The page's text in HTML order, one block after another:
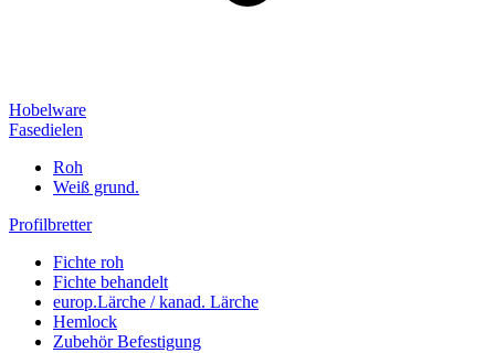
Hobelware
Fasedielen
Roh
Weiß grund.
Profilbretter
Fichte roh
Fichte behandelt
europ.Lärche / kanad. Lärche
Hemlock
Zubehör Befestigung